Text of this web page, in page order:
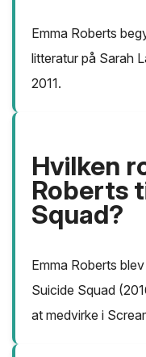
Emma Roberts
litteratur på Sarah
2011.
Hvilken
Roberts
Squad?
Emma Roberts
Suicide Squad
at medvirke i